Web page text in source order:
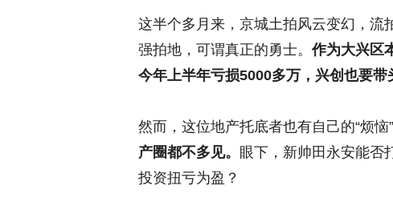
这半个多月来，京城土拍风云变幻，流
强拍地，可谓真正的勇士。作为大兴区
今年上半年亏损5000多万，兴创也要带
然而，这位地产托底者也有自己的“烦恼”
产圈都不多见。 眼下，新帅田永安能否
投资扭亏为盈？